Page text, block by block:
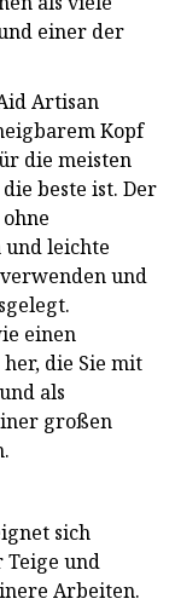
einer der
Artisan
Kopf
die meisten
beste ist. Der
leichte
und
einen
die Sie mit
als
großen
sich
und
Arbeiten.